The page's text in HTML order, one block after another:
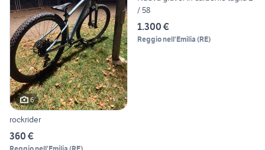
6
rockrider
360 €
/ 58
1.300 €
Reggio nell'Emilia (RE)